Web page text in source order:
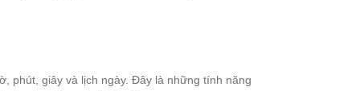
phút, giây và lịch ngày. Đây là những tính năng